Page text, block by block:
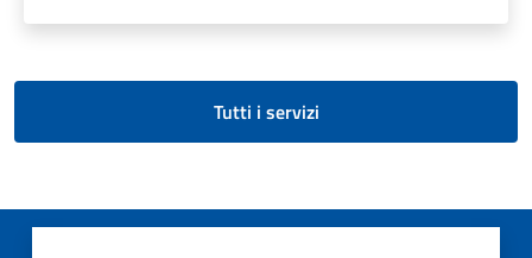
Tutti i servizi